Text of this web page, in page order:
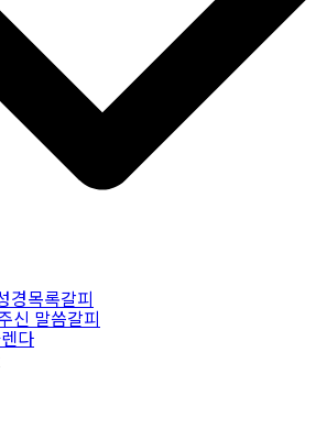
경목록갈피
신 말씀갈피
다